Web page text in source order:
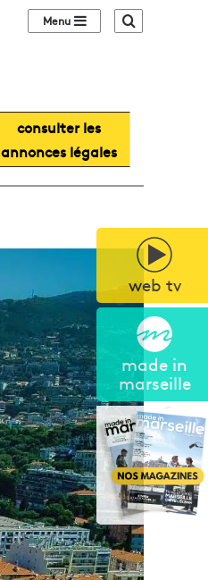
web tv
made in
marseille
Sidebar (barre
consulter les
annonces légales